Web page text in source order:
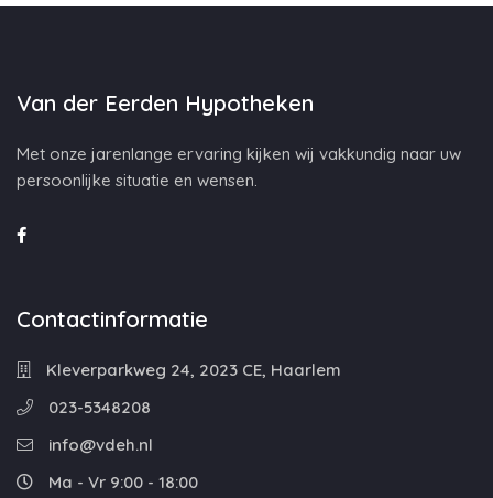
Van der Eerden Hypotheken
Met onze jarenlange ervaring kijken wij vakkundig naar uw
persoonlijke situatie en wensen.
Contactinformatie
Kleverparkweg 24, 2023 CE, Haarlem
023-5348208
info@vdeh.nl
Ma - Vr 9:00 - 18:00